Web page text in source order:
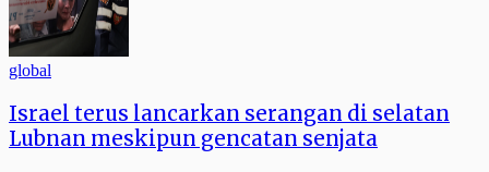
global
Israel terus lancarkan serangan di selatan
Lubnan meskipun gencatan senjata